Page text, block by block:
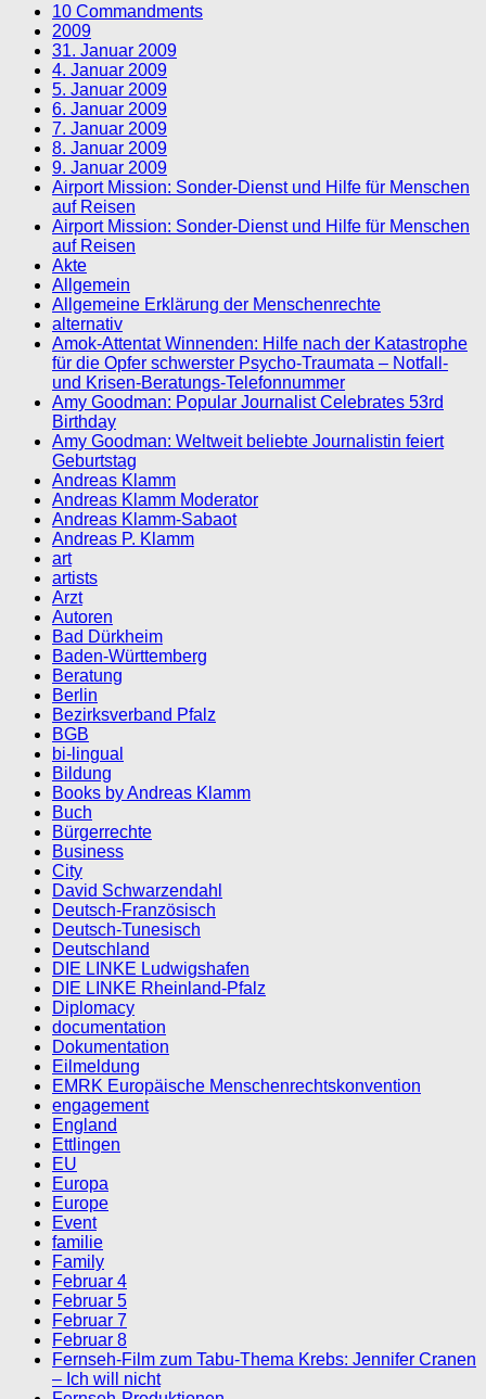
10 Commandments
2009
31. Januar 2009
4. Januar 2009
5. Januar 2009
6. Januar 2009
7. Januar 2009
8. Januar 2009
9. Januar 2009
Airport Mission: Sonder-Dienst und Hilfe für Menschen
auf Reisen
Airport Mission: Sonder-Dienst und Hilfe für Menschen
auf Reisen
Akte
Allgemein
Allgemeine Erklärung der Menschenrechte
alternativ
Amok-Attentat Winnenden: Hilfe nach der Katastrophe
für die Opfer schwerster Psycho-Traumata – Notfall-
und Krisen-Beratungs-Telefonnummer
Amy Goodman: Popular Journalist Celebrates 53rd
Birthday
Amy Goodman: Weltweit beliebte Journalistin feiert
Geburtstag
Andreas Klamm
Andreas Klamm Moderator
Andreas Klamm-Sabaot
Andreas P. Klamm
art
artists
Arzt
Autoren
Bad Dürkheim
Baden-Württemberg
Beratung
Berlin
Bezirksverband Pfalz
BGB
bi-lingual
Bildung
Books by Andreas Klamm
Buch
Bürgerrechte
Business
City
David Schwarzendahl
Deutsch-Französisch
Deutsch-Tunesisch
Deutschland
DIE LINKE Ludwigshafen
DIE LINKE Rheinland-Pfalz
Diplomacy
documentation
Dokumentation
Eilmeldung
EMRK Europäische Menschenrechtskonvention
engagement
England
Ettlingen
EU
Europa
Europe
Event
familie
Family
Februar 4
Februar 5
Februar 7
Februar 8
Fernseh-Film zum Tabu-Thema Krebs: Jennifer Cranen
– Ich will nicht